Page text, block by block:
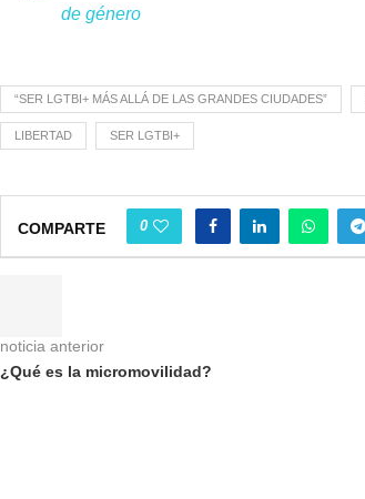
de género
“SER LGTBI+ MÁS ALLÁ DE LAS GRANDES CIUDADES”
LIBERTAD SER LGTBI+
COMPARTE 0
noticia anterior
¿Qué es la micromovilidad?